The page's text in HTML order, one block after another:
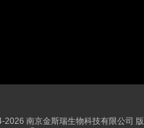
2026 南京金斯瑞生物科技有限公司